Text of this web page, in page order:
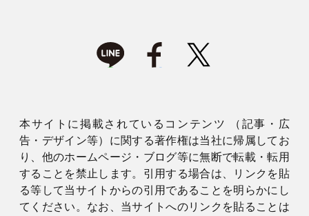
本サイトに掲載されているコンテンツ （記事・広
告・デザイン等）に関する著作権は当社に帰属してお
り、他のホームページ・ブログ等に無断で転載・転用
することを禁止します。引用する場合は、リンクを貼
る等して当サイトからの引用であることを明らかにし
てください。なお、当サイトへのリンクを貼ることは